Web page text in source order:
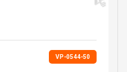
VP-0544-50